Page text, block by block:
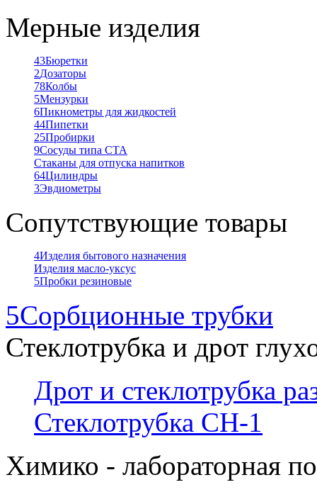
Мерные изделия
43Бюретки
2Дозаторы
78Колбы
5Мензурки
6Пикнометры для жидкостей
44Пипетки
25Пробирки
9Сосуды типа СТА
Стаканы для отпуска напитков
64Цилиндры
3Эвдиометры
Сопутствующие товары
4Изделия бытового назначения
Изделия масло-уксус
5Пробки резиновые
5Сорбционные трубки
Стеклотрубка и дрот
Дрот и стеклотрубка
Стеклотрубка СН-1
Химико - лабораторная